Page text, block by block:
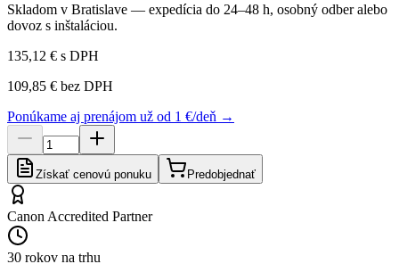
Skladom v Bratislave — expedícia do 24–48 h, osobný odber alebo
dovoz s inštaláciou.
135,12 € s DPH
109,85 € bez DPH
Ponúkame aj prenájom už od 1 €/deň →
Získať cenovú ponuku Predobjednať
Canon Accredited Partner
30 rokov na trhu